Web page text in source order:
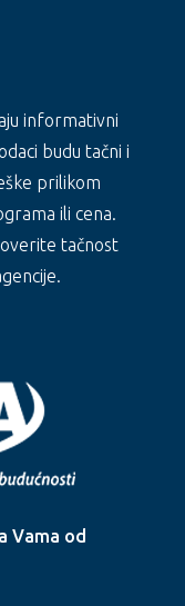
informativni
budu tačni i
prilikom
ili cena.
tačnost
Vama od